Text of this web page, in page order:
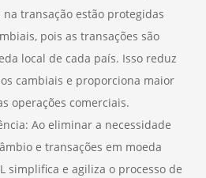
transação estão protegidas
pois as transações são
local de cada país. Isso reduz
cambiais e proporciona maior
operações comerciais.
Ao eliminar a necessidade
e transações em moeda
simplifica e agiliza o processo de